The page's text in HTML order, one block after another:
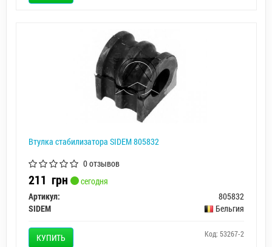
Втулка стабилизатора SIDEM 805832
0 отзывов
211 грн
сегодня
Артикул:
805832
SIDEM
Бельгия
КУПИТЬ Код: 53267-2